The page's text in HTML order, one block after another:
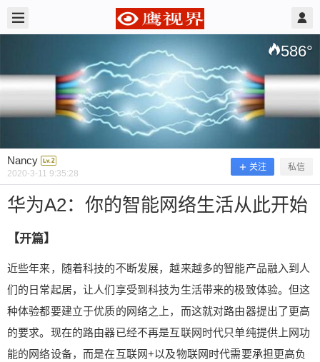
586°
Nancy
2020-3-11 9:35:28
关注 私信
华为A2：你的智能网络生活从此开始
【开篇】
近些年来，随着科技的不断发展，越来越多的智能产品融入到人
们的日常起居，让人们享受到科技为生活带来的极致体验。但这
种体验都要建立于优质的网络之上，而这就对路由器提出了更高
的要求。现在的路由器已经不再是互联网时代只单纯提供上网功
能的网络设备，而是在互联网+以及物联网时代需要承担更高负
Nancy @ 鹰视界 2020/3/11
华为A2：你的智能网络生活从此开始
【开篇】 近些年来，随着科技的不断发展，越来越
多的智能产品融入到人们的日常起居，让人们享受
到科技为生活带来的极致体验。但这种体验都要建